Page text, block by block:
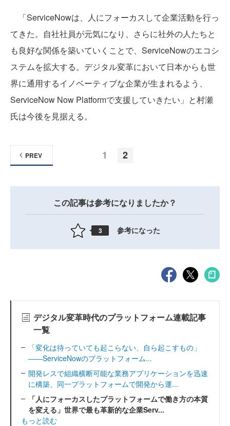
「ServiceNowは、人にフォーカスして企業活動を行っ
てきた。自社社員が元気になり、さらに社外の人たちと
も良好な関係を築いていくことで、ServiceNowのエコシ
ステムを拡大する。デジタル変革において日本からも世
界に通用するイノベーティブな企業が生まれるよう、
ServiceNow Now Platformで支援していきたい」と村瀬
氏は今後を見据える。
1 2
PREV
この記事は参考になりましたか？
3 参考になった
デジタル変革時代のプラットフォーム連載記事
一覧
「変化は待っていても起こらない、自ら起こすもの」
――ServiceNowのプラットフォーム...
開発レスで組織横断可能な業務アプリケーションを迅速
に構築、同一プラットフォームで開発から運...
「人にフォーカスしたプラットフォームで働き方の本質
を変える」世界で最も革新的な企業Serv...
もっと読む